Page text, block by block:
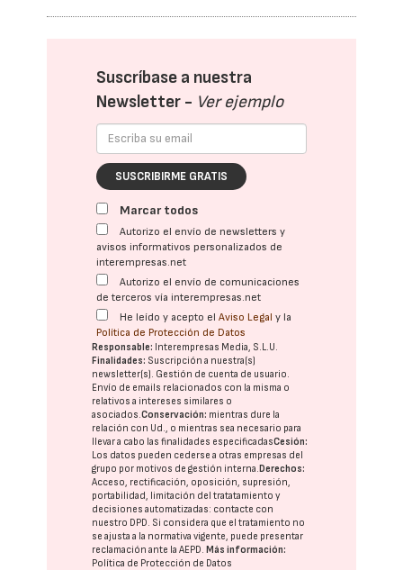
Suscríbase a nuestra
Newsletter - Ver ejemplo
SUSCRIBIRME GRATIS
Marcar todos
Autorizo el envío de newsletters y
avisos informativos personalizados de
interempresas.net
Autorizo el envío de comunicaciones
de terceros vía interempresas.net
He leído y acepto elAviso Legal y la
Política de Protección de Datos
Responsable: Interempresas Media, S.L.U.
Finalidades: Suscripción a nuestra(s)
newsletter(s). Gestión de cuenta de usuario.
Envío de emails relacionados con la misma o
relativos a intereses similares o
asociados.Conservación: mientras dure la
relación con Ud., o mientras sea necesario para
llevar a cabo las finalidades especificadasCesión:
Los datos pueden cederse a otras empresas del
grupo por motivos de gestión interna.Derechos:
Acceso, rectificación, oposición, supresión,
portabilidad, limitación del tratatamiento y
decisiones automatizadas: contacte con
nuestro DPD. Si considera que el tratamiento no
se ajusta a la normativa vigente, puede presentar
reclamación ante laAEPD.Más información:
Política de Protección de Datos